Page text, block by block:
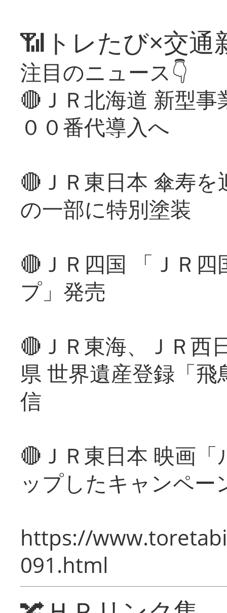
📶トレたび×交通
注目のニュース👇
🔴ＪＲ北海道 新型
００番代導入へ
🔴ＪＲ東日本 傘寿
の一部に特別塗装
🔴ＪＲ四国 「ＪＲ
プ」発売
🔴ＪＲ東海、ＪＲ西
県 世界遺産登録「
信
🔴ＪＲ東日本 映画
ップしたキャンペー
https://
091.html